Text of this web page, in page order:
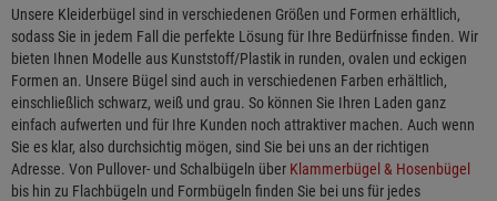
Unsere Kleiderbügel sind in verschiedenen Größen und Formen erhältlich,
sodass Sie in jedem Fall die perfekte Lösung für Ihre Bedürfnisse finden. Wir
bieten Ihnen Modelle aus Kunststoff/Plastik in runden, ovalen und eckigen
Formen an. Unsere Bügel sind auch in verschiedenen Farben erhältlich,
einschließlich schwarz, weiß und grau. So können Sie Ihren Laden ganz
einfach aufwerten und für Ihre Kunden noch attraktiver machen. Auch wenn
Sie es klar, also durchsichtig mögen, sind Sie bei uns an der richtigen
Adresse. Von Pullover- und Schalbügeln über Klammerbügel & Hosenbügel
bis hin zu Flachbügeln und Formbügeln finden Sie bei uns für jedes